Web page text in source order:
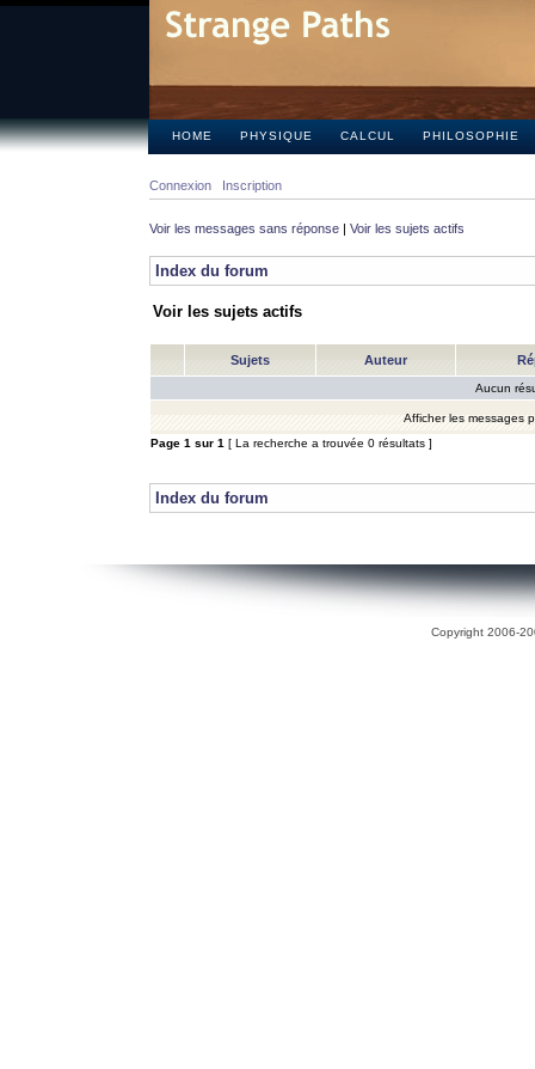
HOME PHYSIQUE CALCUL PHILOSOPHIE
Connexion Inscription
Voir les messages sans réponse | Voir les sujets actifs
Index du forum
Voir les sujets actifs
Sujets Auteur
Aucun
Afficher les messages
Page 1 sur 1 [ La recherche a trouvée 0 résultats ]
Index du forum
Copyright 2006-